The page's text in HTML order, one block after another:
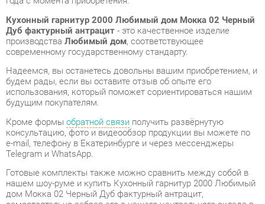
Надеемся, вы останетесь довольны вашим приобретением, и
будем рады, если вы оставите отзыв об опыте его
использования, который поможет сориентироваться нашим
будущим покупателям.
Кроме формыобратной связиполучить развёрнутую
консультацию, фото и видеообзор продукции вы можете по
e-mail, телефону в Екатеринбурге и через мессенджеры
Telegram и WhatsApp.
Готовые комплекты также можно сравнить между собой в
дом Мокка 02 Черный Дуб фактурный антрацит,
самостоятельно забрав его с нашего центрального склада в
г. Екатеринбург. Полный список адресов и магазинов
смотрите на странице
Шкаф под встроенную
технику Нет